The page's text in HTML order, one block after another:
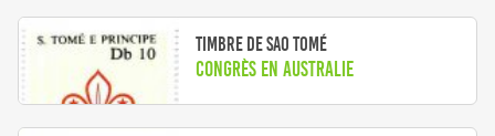
Timbre de Sao Tomé
Congrès en Australie